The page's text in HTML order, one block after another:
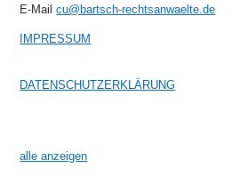
E-Mailcu@bartsch-rechtsanwaelte.de
IMPRESSUM
DATENSCHUTZERKLÄRUNG
alle anzeigen